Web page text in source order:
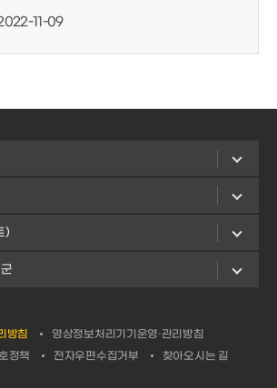
11-09
)
방침
영상정보처리기기운영·관리방침
정책
전자우편수집거부 찾아오시는 길